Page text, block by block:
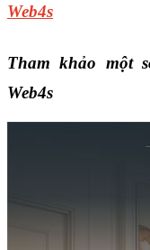
Web4s
Tham khảo một
Web4s